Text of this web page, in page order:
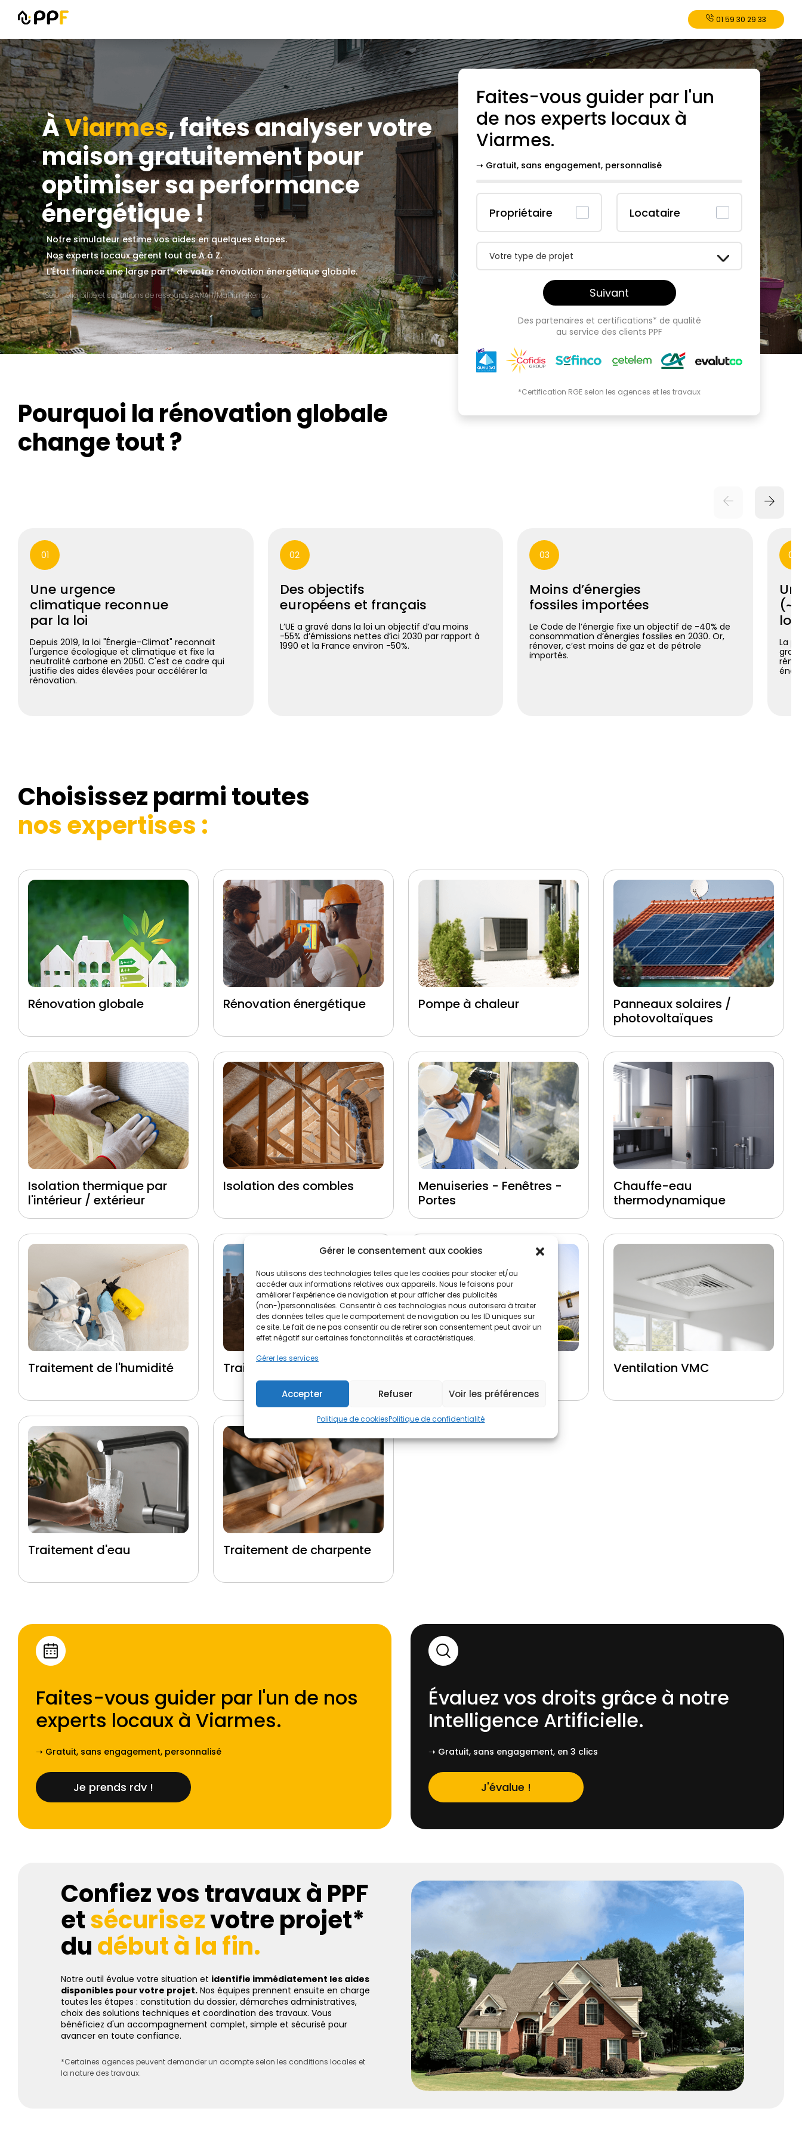
Gérer le consentement aux cookies
Nous utilisons des technologies telles que les cookies pour stocker et/ou
accéder aux informations relatives aux appareils. Nous le faisons pour
améliorer l’expérience de navigation et pour afficher des publicités
(non-)personnalisées. Consentir à ces technologies nous autorisera à traiter
des données telles que le comportement de navigation ou les ID uniques sur
ce site. Le fait de ne pas consentir ou de retirer son consentement peut avoir un
effet négatif sur certaines fonctonnalités et caractéristiques.
Gérer les services
Accepter Refuser Voir les préférences
Politique de cookiesPolitique de confidentialité
01 59 30 29 33
ÀViarmes, faites analyser votre
maison gratuitement pour
optimiser sa performance
énergétique !
Notre simulateur estime vos aides en quelques étapes.
Nos experts locaux gèrent tout de A à Z.
L'État finance une large part* de votre rénovation énergétique globale.
*Selon éligibilité et conditions de ressources ANAH/MaPrimeRénov'.
Faites-vous guider par l'un
de nos experts locaux à
Viarmes.
➝ Gratuit, sans engagement, personnalisé
Propriétaire Locataire
Votre type de projet
Suivant
Des partenaires et certifications* de qualité
au service des clients PPF
*Certification RGE selon les agences et les travaux
Pourquoi la rénovation globale
change tout ?
01
Une urgence
climatique reconnue
par la loi
Depuis 2019, la loi "Énergie-Climat" reconnait
l'urgence écologique et climatique et fixe la
neutralité carbone en 2050. C'est ce cadre qui
justifie des aides élevées pour accélérer la
rénovation.
02
Des objectifs
européens et français
L’UE a gravé dans la loi un objectif d’au moins
-55% d’émissions nettes d’ici 2030 par rapport à
1990 et la France environ -50%.
03
Moins d’énergies
fossiles importées
Le Code de l’énergie fixe un objectif de -40% de
consommation d’énergies fossiles en 2030. Or,
rénover, c’est moins de gaz et de pétrole
importés.
04
La
Choisissez parmi toutes
nos expertises :
Rénovation globale Rénovation énergétique Pompe à chaleur
Panneaux solaires /
photovoltaïques
Isolation thermique par
l'intérieur / extérieur
Isolation des combles
Menuiseries - Fenêtres -
Portes
Chauffe-eau
thermodynamique
Traitement de l'humidité Traitement de toiture Ventilation VMC
Traitement d'eau Traitement de charpente
Faites-vous guider par l'un de nos
experts locaux à Viarmes.
➝ Gratuit, sans engagement, personnalisé
Je prends rdv !
Évaluez vos droits grâce à notre
Intelligence Artificielle.
➝ Gratuit, sans engagement, en 3 clics
J'évalue !
Confiez vos travaux à PPF
etsécurisezvotre projet*
dudébut à la fin.
Notre outil évalue votre situation et identifie immédiatement les aides
disponibles pour votre projet. Nos équipes prennent ensuite en charge
toutes les étapes : constitution du dossier, démarches administratives,
choix des solutions techniques et coordination des travaux. Vous
bénéficiez d'un accompagnement complet, simple et sécurisé pour
avancer en toute confiance.
*Certaines agences peuvent demander un acompte selon les conditions locales et
la nature des travaux.